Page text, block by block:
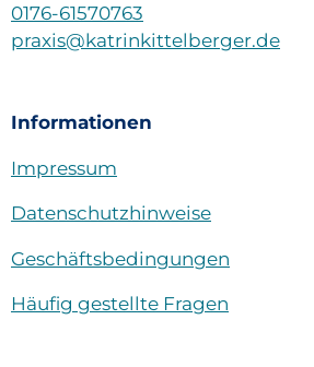
0176-61570763
praxis@katrinkittelberger.de
Informationen
Impressum
Datenschutzhinweise
Geschäftsbedingungen
Häufig gestellte Fragen